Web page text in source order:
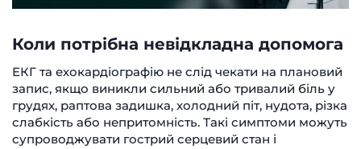
Коли потрібна невідкладна допомога
ЕКГ та ехокардіографію не слід чекати на плановий
запис, якщо виникли сильний або тривалий біль у
грудях, раптова задишка, холодний піт, нудота, різка
слабкість або непритомність. Такі симптоми можуть
супроводжувати гострий серцевий стан і